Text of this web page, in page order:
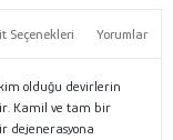
Seçenekleri Yorumlar
olduğu devirlerin
Kamil ve tam bir
dejenerasyona